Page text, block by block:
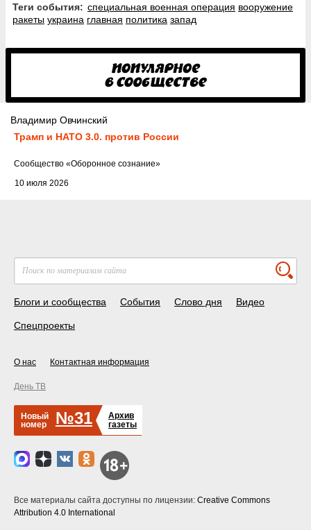
Теги события: специальная военная операция вооружение
ракеты украина главная политика запад
Владимир Овчинский
Трамп и НАТО 3.0. против России
10 июля 2026
Cообщество «Оборонное сознание»
Блоги и сообщества События Слово дня Видео
Спецпроекты
О нас Контактная информация
День ТВ
Новый
номер
№31
Архив
газеты
Все материалы сайта доступны по лицензии: Creative Commons
Attribution 4.0 International